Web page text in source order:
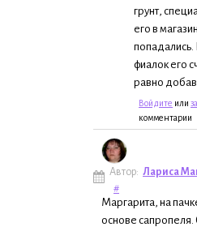
грунт,
его в
фиалок его
равно
Войдите или
комментарии
Автор: Лариса
#
Маргарита, на
основе